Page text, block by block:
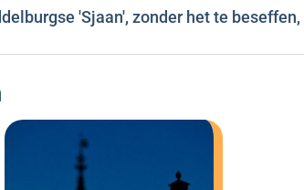
'Sjaan', zonder het te